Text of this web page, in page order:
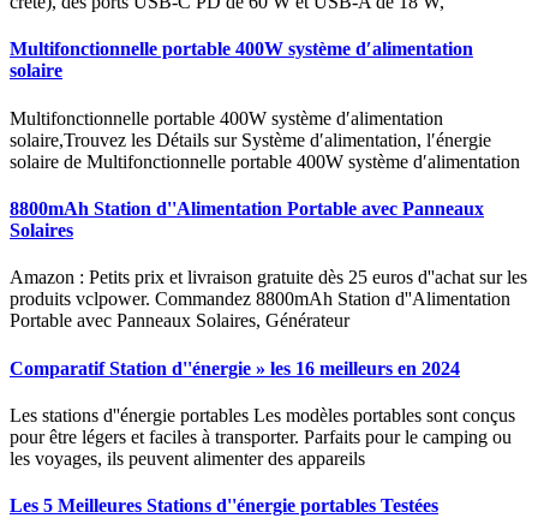
Multifonctionnelle portable 400W système d′alimentation
solaire
Multifonctionnelle portable 400W système d′alimentation
solaire,Trouvez les Détails sur Système d′alimentation, l′énergie
solaire de Multifonctionnelle portable 400W système d′alimentation
8800mAh Station d''Alimentation Portable avec Panneaux
Solaires
Amazon : Petits prix et livraison gratuite dès 25 euros d''achat sur les
produits vclpower. Commandez 8800mAh Station d''Alimentation
Portable avec Panneaux Solaires, Générateur
Comparatif Station d''énergie » les 16 meilleurs en 2024
Les stations d''énergie portables Les modèles portables sont conçus
pour être légers et faciles à transporter. Parfaits pour le camping ou
les voyages, ils peuvent alimenter des appareils
Les 5 Meilleures Stations d''énergie portables Testées